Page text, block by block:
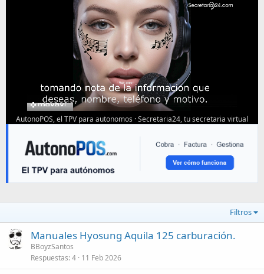
AutonoPOS, el TPV para autonomos ·Secretaria24, tu secretaria virtual
Filtros
Manuales Hyosung Aquila 125 carburación.
BBoyzSantos
Respuestas 4 11 Feb 2026